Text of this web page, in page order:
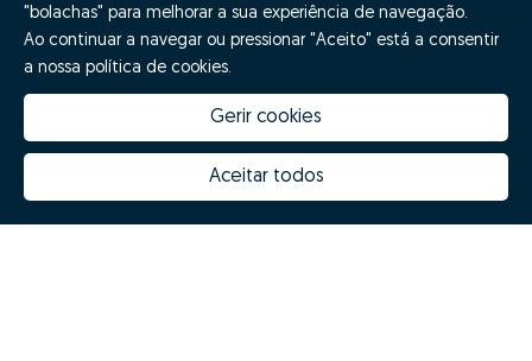
Porquê escolher a Zome
Inovação Zome
Hubs Zome
"bolachas" para melhorar a sua experiência de navegação.
Ao continuar a navegar ou pressionar "Aceito" está a consentir
a nossa política de cookies.
Gerir cookies
Aceitar todos